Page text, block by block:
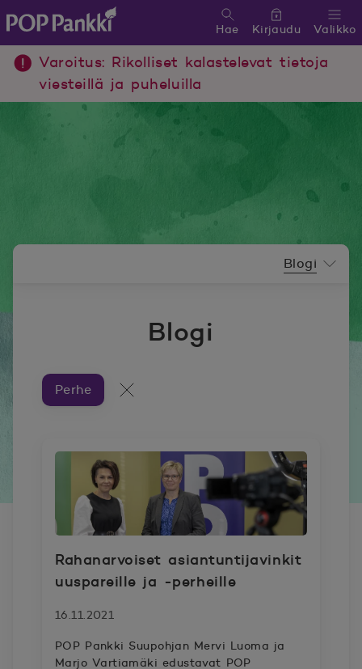
POP Pankki, etusivulle
Valikko
Hae Kirjaudu
Varoitus: Rikolliset kalastelevat tietoja
viesteillä ja puheluilla
Blogi
Blogi
Artikkeleita aiheesta ###
Perhe Kaikki artikkelit
Rahanarvoiset asiantuntijavinkit
uuspareille ja -perheille
16.11.2021
POP Pankki Suupohjan Mervi Luoma ja
Marjo Vartiamäki edustavat POP